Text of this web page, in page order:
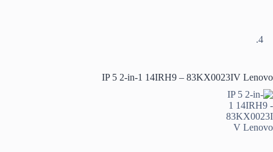
IP 5 2-in-1 14IRH9 – 83KX0023IV Lenovo